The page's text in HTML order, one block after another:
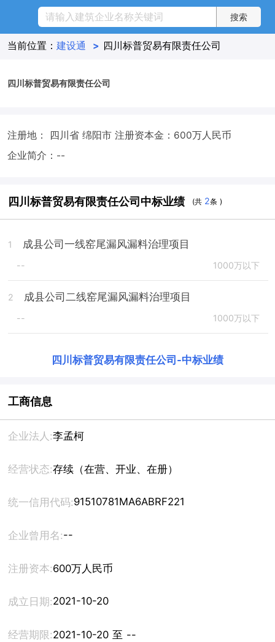
当前位置： 建设通 > 四川标普贸易有限责任公司
四川标普贸易有限责任公司
注册地： 四川省 绵阳市 注册资本金：600万人民币
企业简介：--
四川标普贸易有限责任公司中标业绩 (共 2条 )
1 成县公司一线窑尾漏风漏料治理项目
-- 1000万以下
2 成县公司二线窑尾漏风漏料治理项目
-- 1000万以下
四川标普贸易有限责任公司 -中标业绩
工商信息
企业法人:李孟柯
经营状态:存续（在营、开业、在册）
统一信用代码:91510781MA6ABRF221
企业曾用名:--
注册资本:600万人民币
成立日期:2021-10-20
经营期限: 2021-10-20 至 --